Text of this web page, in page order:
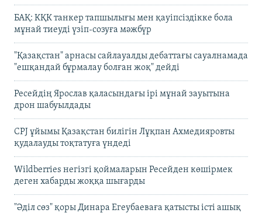
БАҚ: КҚК танкер тапшылығы мен қауіпсіздікке бола
мұнай тиеуді үзіп-созуға мәжбүр
"Қазақстан" арнасы сайлауалды дебаттағы сауалнамада
"ешқандай бұрмалау болған жоқ" дейді
Ресейдің Ярослав қаласындағы ірі мұнай зауытына
дрон шабуылдады
CPJ ұйымы Қазақстан билігін Лұқпан Ахмедияровты
қудалауды тоқтатуға үндеді
Wildberries негізгі қоймаларын Ресейден көшірмек
деген хабарды жоққа шығарды
"Әділ сөз" қоры Динара Егеубаеваға қатысты істі ашық